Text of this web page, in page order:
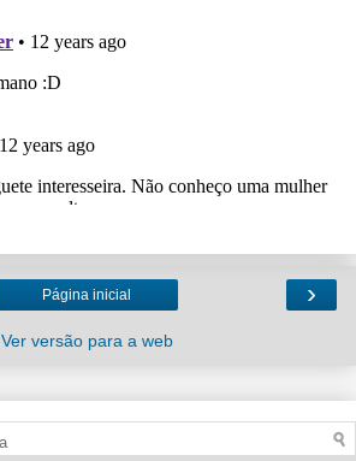
›
Página inicial
Ver versão para a web